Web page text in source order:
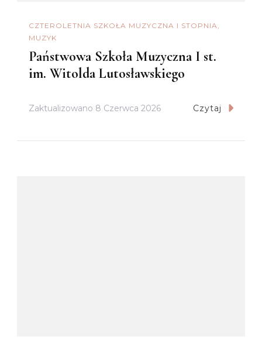
CZTEROLETNIA SZKOŁA MUZYCZNA I STOPNIA
MUZYK
Państwowa Szkoła Muzyczna I st.
im. Witolda Lutosławskiego
Zaktualizowano 8 Czerwca 2026 Czytaj